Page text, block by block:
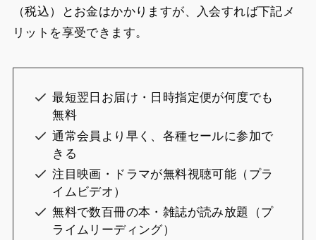
（税込）とお金はかかりますが、入会すれば下記メ
リットを享受できます。
最短翌日お届け・日時指定便が何度でも
無料
通常会員より早く、各種セールに参加で
きる
注目映画・ドラマが無料視聴可能（プラ
イムビデオ）
無料で数百冊の本・雑誌が読み放題（プ
ライムリーディング）